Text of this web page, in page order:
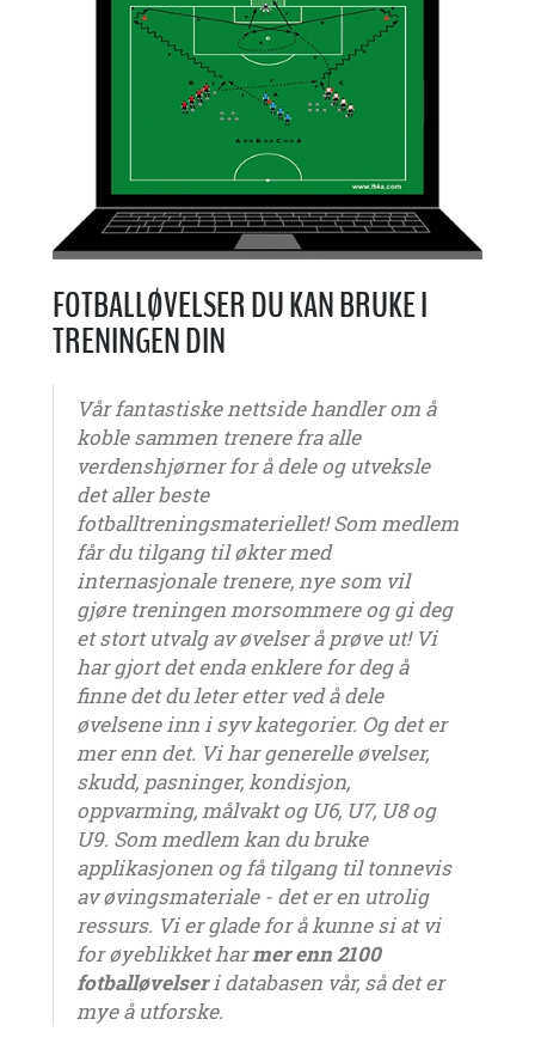
FOTBALLØVELSER DU KAN BRUKE I
TRENINGEN DIN
Vår fantastiske nettside handler om å
koble sammen trenere fra alle
verdenshjørner for å dele og utveksle
det aller beste
fotballtreningsmateriellet! Som medlem
får du tilgang til økter med
internasjonale trenere, nye som vil
gjøre treningen morsommere og gi deg
et stort utvalg av øvelser å prøve ut! Vi
har gjort det enda enklere for deg å
finne det du leter etter ved å dele
øvelsene inn i syv kategorier. Og det er
mer enn det. Vi har generelle øvelser,
skudd, pasninger, kondisjon,
oppvarming, målvakt og U6, U7, U8 og
U9. Som medlem kan du bruke
applikasjonen og få tilgang til tonnevis
av øvingsmateriale - det er en utrolig
ressurs. Vi er glade for å kunne si at vi
for øyeblikket harmer enn 2100
fotballøvelseri databasen vår, så det er
mye å utforske.